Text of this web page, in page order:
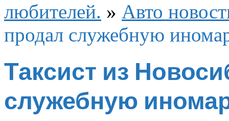
любителей. » Авто
продал служебную
Таксист из
служебную